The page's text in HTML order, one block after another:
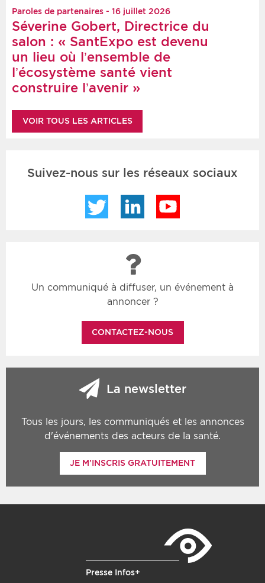
Paroles de partenaires - 16 juillet 2026
Séverine Gobert, Directrice du
salon : « SantExpo est devenu
un lieu où l’ensemble de
l’écosystème santé vient
construire l’avenir »
VOIR TOUS LES ARTICLES
Suivez-nous sur les réseaux sociaux
Twitter LinkedIn
Un communiqué à diffuser, un événement à
annoncer ?
CONTACTEZ-NOUS
La newsletter
Tous les jours, les communiqués et les annonces
d'événements des acteurs de la santé.
JE M'INSCRIS GRATUITEMENT
Presse Infos+